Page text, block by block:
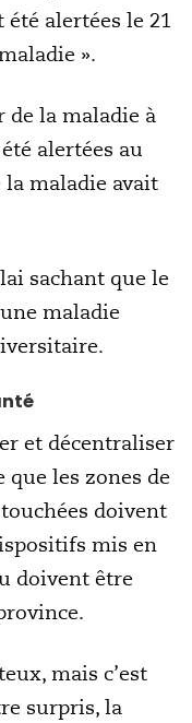
alertées le 21
».
de la maladie à
alertées au
la maladie avait
sachant que le
maladie
et décentraliser
que les zones de
doivent
mis en
doivent être
mais c’est
surpris, la